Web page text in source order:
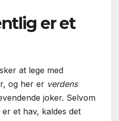
er et
at lege med
og her er verdens
joker. Selvom
et hav, kaldes det